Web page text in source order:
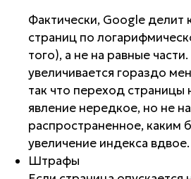
Фактически, Google делит
страниц по
того), а не на равные
увеличивается гораздо
так что переход страницы
явление нередкое, но не
распространенное, каким
увеличение индекса вдвое.
Штрафы